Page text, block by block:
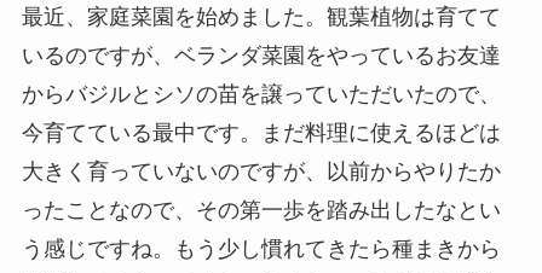
最近、家庭菜園を始めました。観葉植物は育てて
いるのですが、ベランダ菜園をやっているお友達
からバジルとシソの苗を譲っていただいたので、
今育てている最中です。まだ料理に使えるほどは
大きく育っていないのですが、以前からやりたか
ったことなので、その第一歩を踏み出したなとい
う感じですね。もう少し慣れてきたら種まきから